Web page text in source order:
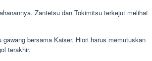
Zantetsu dan Tokimitsu terkejut melihat
bersama Kaiser. Hiori harus memutuskan
terakhir.